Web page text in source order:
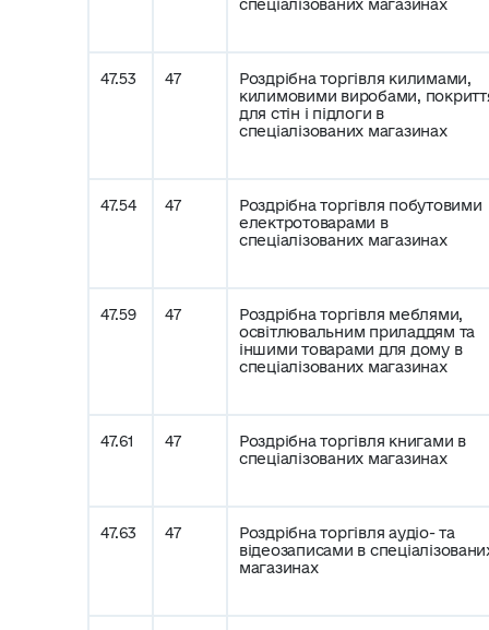
спеціалізованих магазинах
47.53 47
Роздрібна торгівля килимами,
килимовими виробами,
для стін і підлоги в
спеціалізованих магазинах
47.54 47
Роздрібна торгівля побутовими
електротоварами в
спеціалізованих магазинах
47.59 47
Роздрібна торгівля меблями,
освітлювальним приладдям та
іншими товарами для дому в
спеціалізованих магазинах
47.61 47
Роздрібна торгівля книгами в
спеціалізованих магазинах
47.63 47
Роздрібна торгівля аудіо- та
відеозаписами в
магазинах